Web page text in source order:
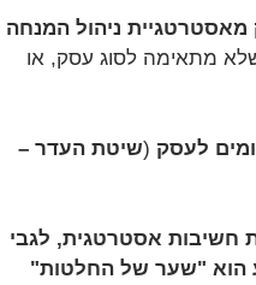
ניהול המנחה
מתאימה לסוג עסק, או
לעסק (שיטת העדר –
אסטרטגית, לגבי
הוא "שער של החלטות"